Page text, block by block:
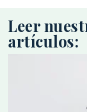
Leer
artículos: